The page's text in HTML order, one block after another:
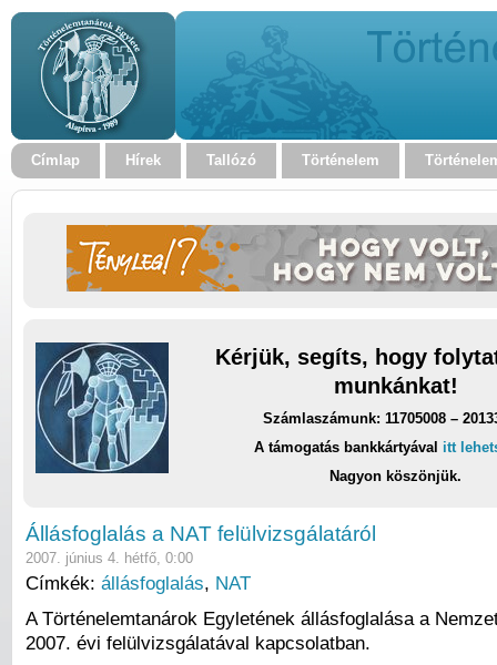
Címlap Hírek Tallózó Történelem
Kérjük, segíts, hogy
munkánkat!
Számlaszámunk: 11705008 –
A támogatás bankkártyával itt
Nagyon köszönjük.
Állásfoglalás a NAT felülvizsgálatáról
2007. június 4. hétfő, 0:00
Címkék: állásfoglalás, NAT
A Történelemtanárok Egyletének állásfoglalása a
2007. évi felülvizsgálatával kapcsolatban.